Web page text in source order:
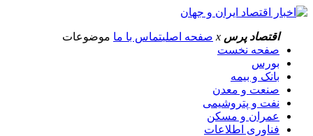
اقتصاد پرس x صفحه اصلیتماس با ما موضوعات
صفحه نخست
بورس
بانک و بیمه
صنعت و معدن
نفت و پتروشیمی
عمران و مسکن
فناوری اطلاعات